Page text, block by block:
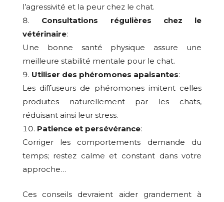
l’agressivité et la peur chez le chat.
Consultations régulières chez le
vétérinaire:
Une bonne santé physique assure une
meilleure stabilité mentale pour le chat.
Utiliser des phéromones apaisantes:
Les diffuseurs de phéromones imitent celles
produites naturellement par les chats,
réduisant ainsi leur stress.
Patience et persévérance:
Corriger les comportements demande du
temps; restez calme et constant dans votre
approche…
Ces conseils devraient aider grandement à